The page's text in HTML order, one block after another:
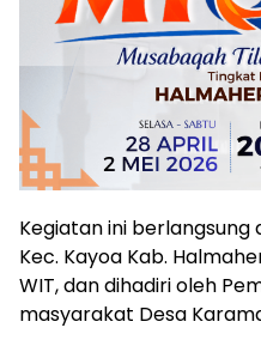
Kegiatan ini
Kec. Kayoa Kab.
WIT, dan dihadiri oleh
masyarakat Desa